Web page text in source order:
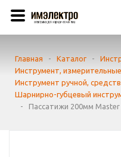
Главная - Каталог -
Инструмент,
Инструмент ручной,
Шарнирно-губцевый
-
Пассатижи 200мм Master